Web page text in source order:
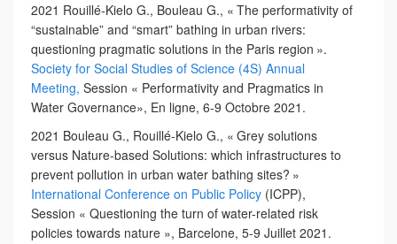
2021 Rouillé-Kielo G., Bouleau G., « The performativity of
“sustainable” and “smart” bathing in urban rivers:
questioning pragmatic solutions in the Paris region ».
Society for Social Studies of Science (4S) Annual
Meeting, Session « Performativity and Pragmatics in
Water Governance», En ligne, 6-9 Octobre 2021.
2021 Bouleau G., Rouillé-Kielo G., « Grey solutions
versus Nature-based Solutions: which infrastructures to
prevent pollution in urban water bathing sites? »
International Conference on Public Policy (ICPP),
Session « Questioning the turn of water-related risk
policies towards nature », Barcelone, 5-9 Juillet 2021.